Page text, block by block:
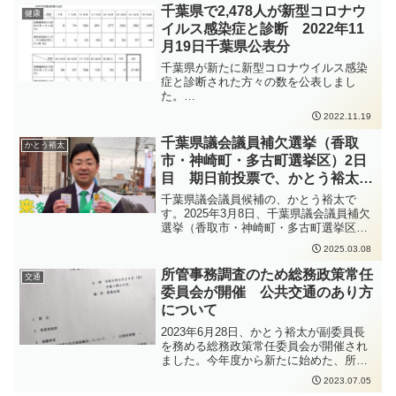
20年間に、香取市でも色々なことがあり
ました。東日本大震災ではまちに大きな
ダメージを受けました。令和元年房総半
島台風では、停電が長期化し、香取市で
は初となる当時の避難勧告が出されまし
た。その後は、新型コロナウイルス感染
症の感染拡大もありました。そういった
困難をみなさんで乗り越えて、昨年は千
葉県民の日の中央行事が香取市で開催さ
れました。大阪・関西万博で千葉県ブー
スを出展した際、その中に香取市もブー
スを出し、香取市の魅力を全国に、そし
て世界に発信することができました。み
なさんにとってこの20年間は、どういっ
た20年間だったでしょうか。今日を契機
に一度振り返ってみて、次の10年、20年
につなげていっていければいいのかなと
思います。20年後には私も58歳になって
いますが、責任を持って香取市発展のた
めに確りと活動をしていかなければなら
ないな、と決意を新たにいたしました。
今後ともどうぞよろしくお願いいたしま
す。
れます。対象者としては、高齢者施設・
障害者施設等の入所者や従事者であっ
て、市外での接種を予定している方や、
基礎疾患があり、市外のかかりつけ医の
下で接種を予定している方などが想定さ
れています。香取市のコールセンターへ
の電話か、郵送での申請が必要となりま
す。
健康
千葉県で2,478人が新型コロナウ
イルス感染症と診断 2022年11
月19日千葉県公表分
千葉県が新たに新型コロナウイルス感染
症と診断された方々の数を公表しまし
た。
https://www.pref.chiba.lg.jp/shippei/press/
2022/ncov20221119-1.html発生届出の対
象となる方は、以下の要件にあてはまる
方、となります。65歳以上の方入院を要
する方重症化リスクがあり、かつ、新型
コロナ治療薬の投与が必要な方又は重症
化リスクがあり、かつ、新型コロナ罹患
により新たに酸素投与が必要な方妊娠さ
れている方新型コロナウイルス感染症の
感染拡大防止のため、手洗いの徹底、人
と人との距離をできるだけ2m以上（最低
1m以上）取ること、会話をするときはマ
スクを着用すること、密集・密接・密閉
を避けることなどの感染症対策をしっか
りと行っていただくよう、お願いいたし
2022.11.19
かとう裕太
千葉県議会議員補欠選挙（香取
市・神崎町・多古町選挙区）2日
目 期日前投票で、かとう裕太に
1票を
千葉県議会議員候補の、かとう裕太で
す。2025年3月8日、千葉県議会議員補欠
選挙（香取市・神崎町・多古町選挙区）2
日目は夕方から雨が降る中の選挙戦とな
りました。雨が降り始めの頃に街頭演説
を行った他、雨が強くなってきたので自
転車には乗らず、歩いて活動をいたしま
した。車から手を振ってくださったり、
車のライトで応援してくださったり、同
級生は車を近くに止めて、「頑張れ！応
援しているよ！」と、声をかけてくれま
した。ありがとうございます。今回の千
葉県議会議員補欠選挙の選挙戦は、新人
の、かとう裕太にとって、大変厳しい選
2025.03.08
交通
所管事務調査のため総務政策常任
委員会が開催 公共交通のあり方
について
2023年6月28日、かとう裕太が副委員長
を務める総務政策常任委員会が開催され
ました。今年度から新たに始めた、所管
事務調査のため、定例会の会期外でも開
催されています。1年間かけて、地域公共
2023.07.05